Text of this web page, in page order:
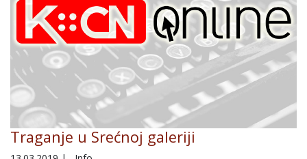
Traganje u Srećnoj galeriji